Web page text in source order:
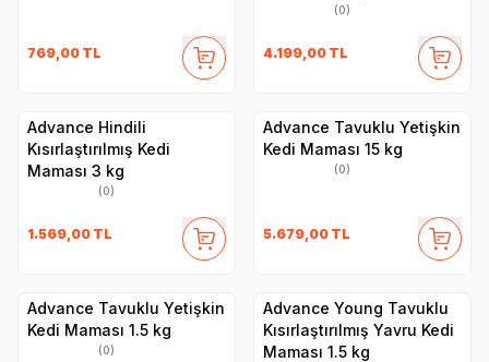
769,00 TL
(0)
4.199,00 TL
Advance Hindili
Kısırlaştırılmış Kedi
Maması 3 kg
(0)
1.569,00 TL
Advance Tavuklu Yetişkin
Kedi Maması 15 kg
(0)
5.679,00 TL
Advance Tavuklu Yetişkin
Kedi Maması 1.5 kg
(0)
Advance Young Tavuklu
Kısırlaştırılmış Yavru Kedi
Maması 1.5 kg